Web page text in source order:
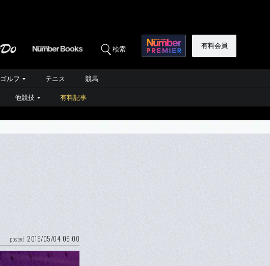
検索 有料会員
ゴルフ テニス 競馬
他競技 有料記事
posted 2019/05/04 09:00